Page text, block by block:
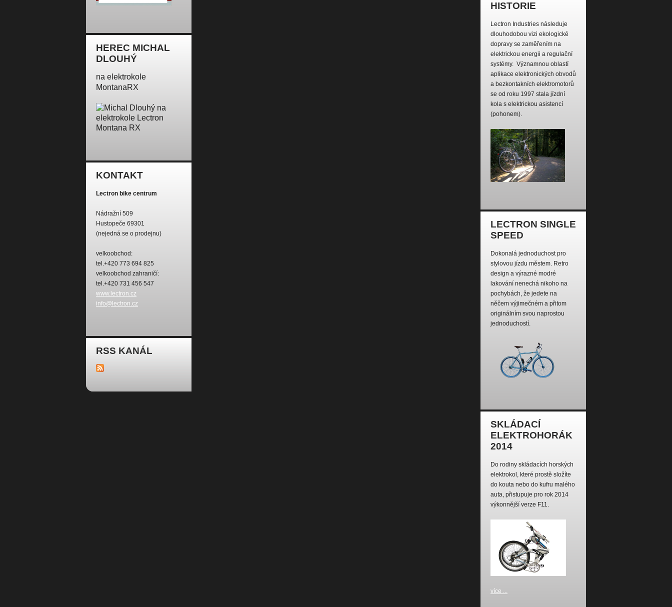
HEREC MICHAL
DLOUHÝ
na elektrokole
MontanaRX
KONTAKT
Lectron bike centrum
Nádražní 509
Hustopeče 69301
(nejedná se o prodejnu)
velkoobchod:
tel.+420 773 694 825
velkoobchod zahraničí:
tel.+420 731 456 547
www.lectron.cz
info@lectron.cz
RSS KANÁL
HISTORIE
Lectron Industries následuje
dlouhodobou vizi ekologické
dopravy se zaměřením na
elektrickou energii a regulační
systémy. Významnou oblastí
aplikace elektronických obvodů
a bezkontakních elektromotorů
se od roku 1997 stala jízdní
kola s elektrickou asistencí
(pohonem).
LECTRON SINGLE
SPEED
Dokonalá jednoduchost pro
stylovou jízdu městem. Retro
design a výrazné modré
lakování nenechá nikoho na
pochybách, že jedete na
něčem výjimečném a přitom
originálním svou naprostou
jednoduchostí.
SKLÁDACÍ
ELEKTROHORÁK
2014
Do rodiny skládacích horských
elektrokol, které prostě složíte
do kouta nebo do kufru malého
auta, přistupuje pro rok 2014
výkonnější verze F11.
více ...